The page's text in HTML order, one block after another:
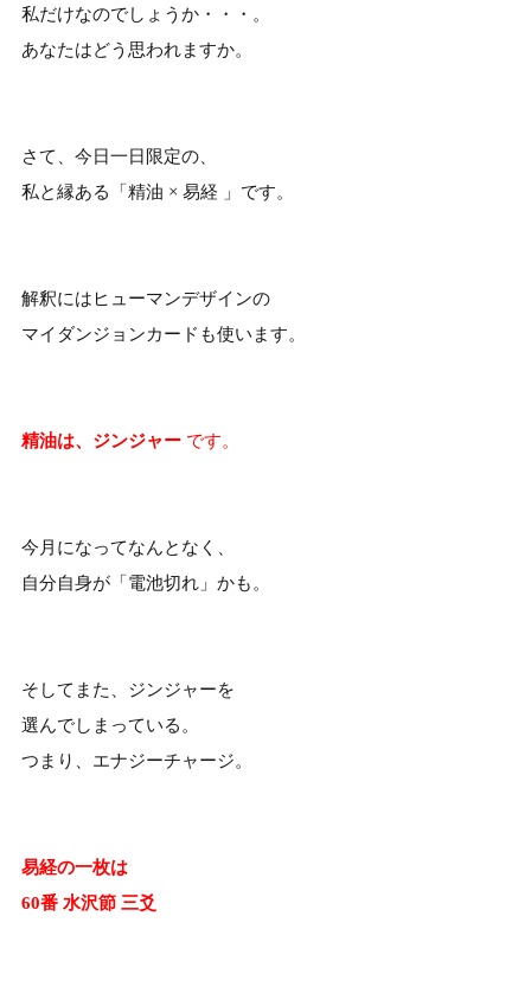
私だけなのでしょうか・・・。
あなたはどう思われますか。
さて、今日一日限定の、
私と縁ある「精油 × 易経 」です。
解釈にはヒューマンデザインの
マイダンジョンカードも使います。
精油は、ジンジャーです。
今月になってなんとなく、
自分自身が「電池切れ」かも。
そしてまた、ジンジャーを
選んでしまっている。
つまり、エナジーチャージ。
易経の一枚は
60番 水沢節 三爻